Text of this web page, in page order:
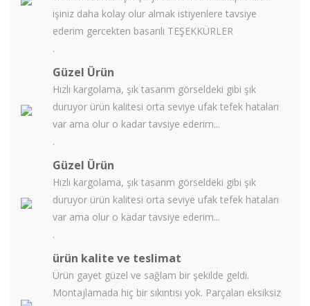
işiniz daha kolay olur almak istiyenlere tavsiye
ederim gercekten basarılı TEŞEKKÜRLER
.
Güzel Ürün
Hızlı kargolama, şık tasarım görseldeki gibi şık
duruyor ürün kalitesi orta seviye ufak tefek hataları
var ama olur o kadar tavsiye ederim...
.
Güzel Ürün
Hızlı kargolama, şık tasarım görseldeki gibi şık
duruyor ürün kalitesi orta seviye ufak tefek hataları
var ama olur o kadar tavsiye ederim...
.
ürün kalite ve teslimat
Ürün gayet güzel ve sağlam bir şekilde geldi.
Montajlamada hiç bir sıkıntısı yok. Parçaları eksiksiz